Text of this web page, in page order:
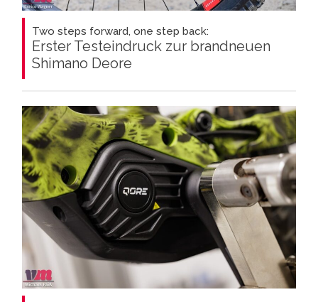
Two steps forward, one step back:
Erster Testeindruck zur brandneuen
Shimano Deore